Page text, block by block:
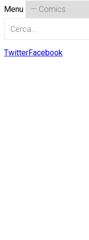
Menu
TwitterFacebook